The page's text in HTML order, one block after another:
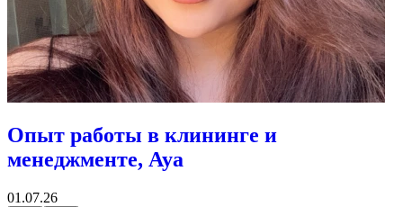
Опыт работы в клининге и
менеджменте, Aya
01.07.26